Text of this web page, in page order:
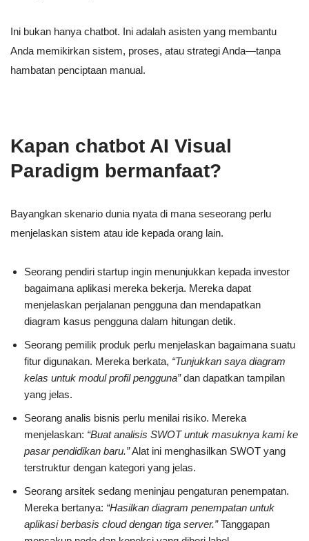
Ini bukan hanya chatbot. Ini adalah asisten yang membantu
Anda memikirkan sistem, proses, atau strategi Anda—tanpa
hambatan penciptaan manual.
Kapan chatbot AI Visual
Paradigm bermanfaat?
Bayangkan skenario dunia nyata di mana seseorang perlu
menjelaskan sistem atau ide kepada orang lain.
Seorang pendiri startup ingin menunjukkan kepada investor
bagaimana aplikasi mereka bekerja. Mereka dapat
menjelaskan perjalanan pengguna dan mendapatkan
diagram kasus pengguna dalam hitungan detik.
Seorang pemilik produk perlu menjelaskan bagaimana suatu
fitur digunakan. Mereka berkata, “Tunjukkan saya diagram
kelas untuk modul profil pengguna”dan dapatkan tampilan
yang jelas.
Seorang analis bisnis perlu menilai risiko. Mereka
menjelaskan: “Buat analisis SWOT untuk masuknya kami ke
pasar pendidikan baru.”Alat ini menghasilkan SWOT yang
terstruktur dengan kategori yang jelas.
Seorang arsitek sedang meninjau pengaturan penempatan.
Mereka bertanya: “Hasilkan diagram penempatan untuk
aplikasi berbasis cloud dengan tiga server.”Tanggapan